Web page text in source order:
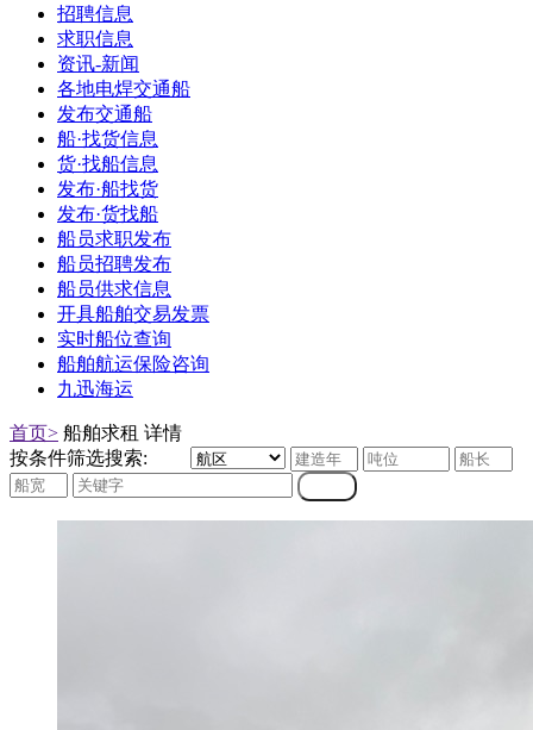
招聘信息
求职信息
资讯-新闻
各地电焊交通船
发布交通船
船·找货信息
货·找船信息
发布·船找货
发布·货找船
船员求职发布
船员招聘发布
船员供求信息
开具船舶交易发票
实时船位查询
船舶航运保险咨询
九迅海运
首页> 船舶求租 详情
按条件筛选搜索: